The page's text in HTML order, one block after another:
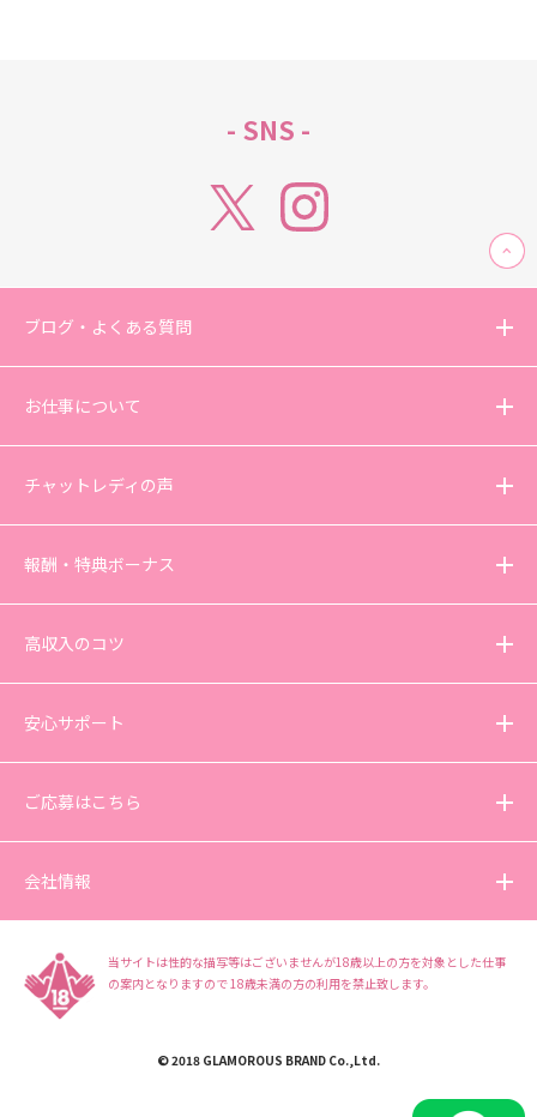
- SNS -
ブログ・よくある質問
お仕事について
チャットレディの声
報酬・特典ボーナス
高収入のコツ
安心サポート
ご応募はこちら
会社情報
当サイトは性的な描写等はございませんが18歳以上の方を対象とした仕事
の案内となりますので18歳未満の方の利用を禁止致します。
© 2018 GLAMOROUS BRAND Co.,Ltd.